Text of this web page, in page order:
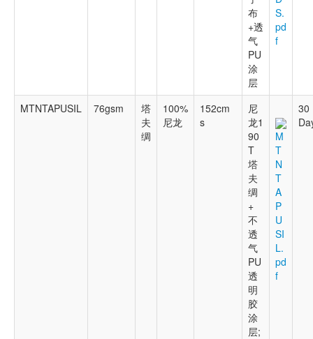
布
+透
气
PU
涂
层
S.
pd
f
MTNTAPUSIL 76gsm
塔
夫
绸
100%
尼龙
152cm
s
尼
龙1
90
T
塔
夫
绸
+
不
透
气
PU
透
明
胶
涂
层;
M
T
N
T
A
P
U
SI
L.
pd
f
30